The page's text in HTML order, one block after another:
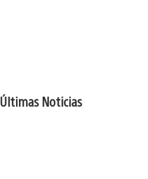
Últimas Noticias